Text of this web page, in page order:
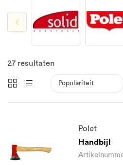
27 resultaten
Polet
Handbijl